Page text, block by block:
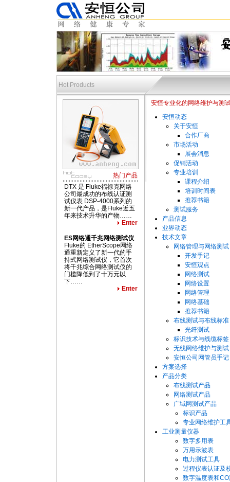
Hot Products
热门产品
DTX 是 Fluke福禄克网络
公司最成功的布线认证测
试仪表 DSP-4000系列的
新一代产品，是Fluke近五
年来技术升华的产物……
Enter
ES网络通千兆网络测试仪
Fluke的 EtherScope网络
通重新定义了新一代的手
持式网络测试仪，它首次
将千兆综合网络测试仪的
门槛降低到了十万元以
下……
Enter
安恒专业化的网络维护与测
安恒动态
关于安恒
合作厂商
市场活动
展会消息
促销活动
专业培训
课程介绍
培训时间表
推荐书籍
测试服务
产品信息
业界动态
技术文章
网络管理与网络测试
开发手记
安恒观点
网络测试
网络设置
网络管理
网络基础
推荐书籍
布线测试与布线标准
光纤测试
标识技术与线缆标签
无线网络维护与测试
安恒公司网管员手记
方案选择
产品分类
布线测试产品
网络测试产品
广域网测试产品
标识产品
专业网络维护工
工业测量仪器
数字多用表
万用示波表
电力测试工具
过程仪表认证及
数字温度表和
网络测试,布线测试,光缆测试,电缆双